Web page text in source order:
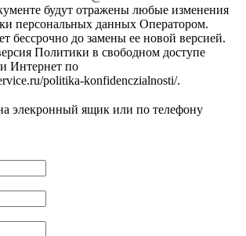
будут отражены любые изменения
персональных данных Оператором.
бессрочно до замены ее новой версией.
Политики в свободном доступе
Интернет по
politika-konfidenczialnosti/.
элекронный ящик или по телефону